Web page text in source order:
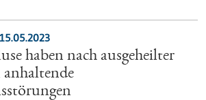
haben nach ausgeheilter